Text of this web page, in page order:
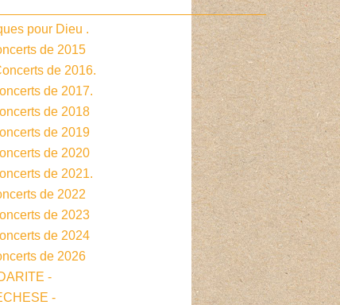
pour Dieu .
de 2015
de 2016.
de 2017.
de 2018
de 2019
de 2020
de 2021.
de 2022
de 2023
de 2024
de 2026
-
-